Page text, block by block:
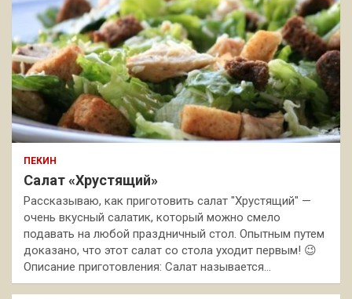
ПЕКИН
Салат «Хрустящий»
Рассказываю, как приготовить салат "Хрустящий" —
очень вкусный салатик, который можно смело
подавать на любой праздничный стол. Опытным путем
доказано, что этот салат со стола уходит первым! 😉
Описание приготовления: Салат называется…